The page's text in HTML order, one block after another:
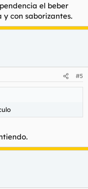
el beber
con saborizantes.
#5